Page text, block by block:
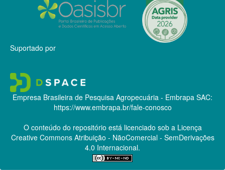
Suportado por
Empresa Brasileira de Pesquisa Agropecuária - Embrapa SAC:
https://www.embrapa.br/fale-conosco
O conteúdo do repositório está licenciado sob a Licença
Creative CommonsAtribuição - NãoComercial - SemDerivações
4.0 Internacional.